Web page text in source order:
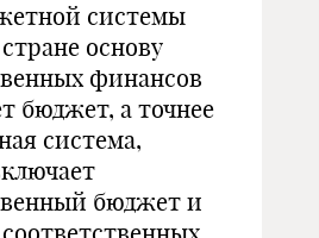
системы
основу
финансов
бюджет, а точнее
система,
бюджет и